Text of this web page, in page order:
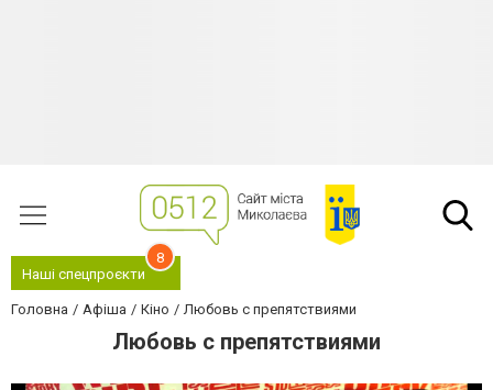
Наші спецпроєкти
8
Головна Афіша Кіно Любовь с препятствиями
Любовь с препятствиями